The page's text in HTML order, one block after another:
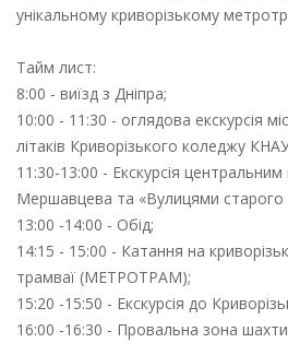
унікальному криворізькому
Тайм лист:
8:00 - виїзд з Дніпра;
10:00 - 11:30 - оглядова екскурсія
літаків Криворізького коледжу
11:30-13:00 - Екскурсія
Мершавцева та «Вулицями старого
13:00 -14:00 - Обід;
14:15 - 15:00 - Катання на
трамваї (МЕТРОТРАМ);
15:20 -15:50 - Екскурсія до
16:00 -16:30 - Провальна зона шахти